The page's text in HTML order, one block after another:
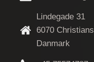
Lindegade 31
6070
Danmark